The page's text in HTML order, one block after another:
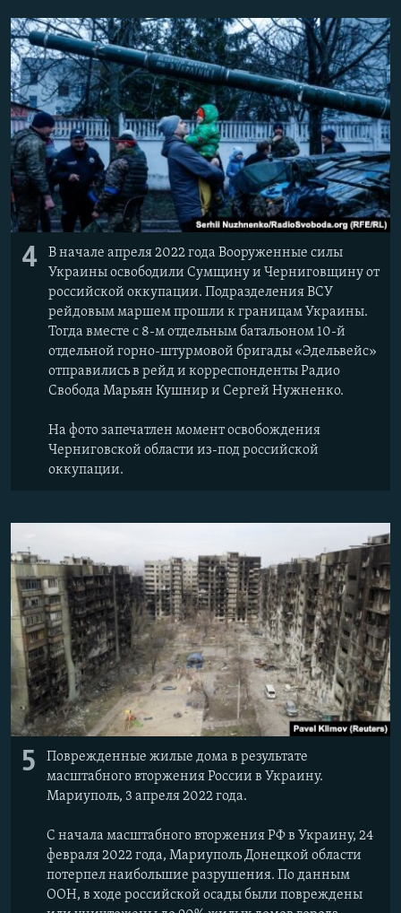
4
В начале апреля 2022 года Вооруженные силы
Украины освободили Сумщину и Черниговщину от
российской оккупации. Подразделения ВСУ
рейдовым маршем прошли к границам Украины.
Тогда вместе с 8-м отдельным батальоном 10-й
отдельной горно-штурмовой бригады «Эдельвейс»
отправились в рейд и корреспонденты Радио
Свобода Марьян Кушнир и Сергей Нужненко.
На фото запечатлен момент освобождения
Черниговской области из-под российской
оккупации.
5
Поврежденные жилые дома в результате
масштабного вторжения России в Украину.
Мариуполь, 3 апреля 2022 года.
С начала масштабного вторжения РФ в Украину, 24
февраля 2022 года, Мариуполь Донецкой области
потерпел наибольшие разрушения. По данным
ООН, в ходе российской осады были повреждены